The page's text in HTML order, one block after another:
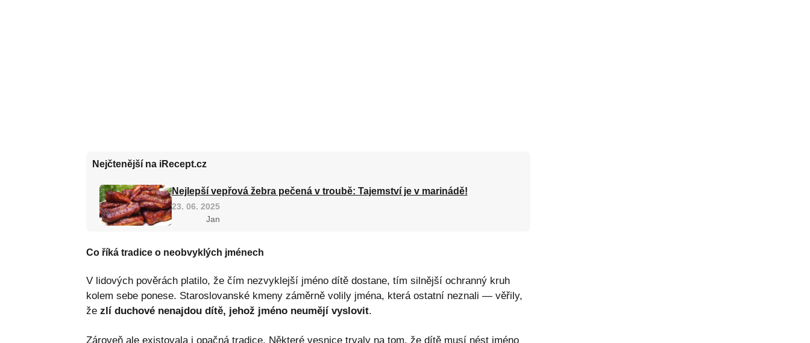
Nejčtenější na iRecept.cz
Nejlepší vepřová žebra pečená v troubě: Tajemství je v marinádě!
23. 06. 2025
Jan
Co říká tradice o neobvyklých jménech
V lidových pověrách platilo, že čím nezvyklejší jméno dítě dostane, tím silnější ochranný kruh
kolem sebe ponese. Staroslovanské kmeny záměrně volily jména, která ostatní neznali — věřily,
že zlí duchové nenajdou dítě, jehož jméno neumějí vyslovit.
Zároveň ale existovala i opačná tradice. Některé vesnice trvaly na tom, že dítě musí nést jméno